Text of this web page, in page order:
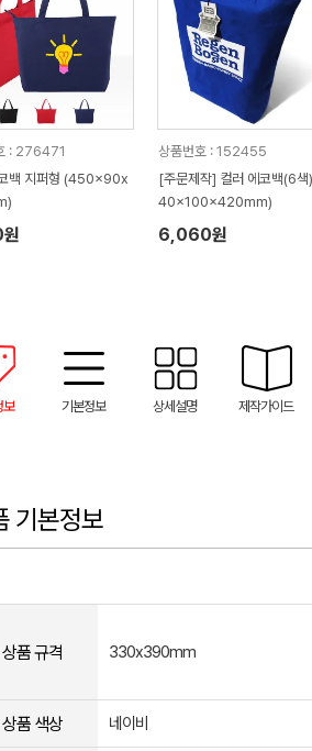
: 276471
백 지퍼형 (450x90x
상품번호 : 152455
[주문제작] 컬러 에코백(6
40x100x420mm)
6,060원
보 기본정보 상세설명 제작가이드
기본정보
상품 규격 330x390mm
상품 색상 네이비